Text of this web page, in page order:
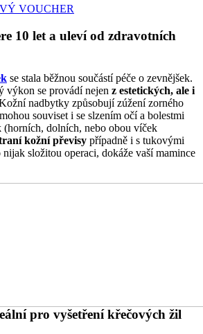
VOUCHER
10 let a uleví od zdravotních
se stala běžnou součástí péče o zevnějšek.
výkon se provádí nejen z estetických, ale i
nadbytky způsobují zúžení zorného
souviset i se slzením očí a bolestmi
(horních, dolních, nebo obou víček
kožní převisy případně i s tukovými
nijak složitou operaci, dokáže vaší mamince
pro vyšetření křečových žil